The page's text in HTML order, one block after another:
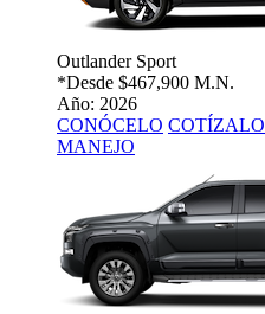
Outlander Sport
*Desde $467,900 M.N.
Año: 2026
CONÓCELO COTÍZALO
MANEJO